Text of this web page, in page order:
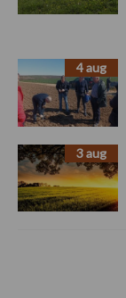
4 aug
3 aug